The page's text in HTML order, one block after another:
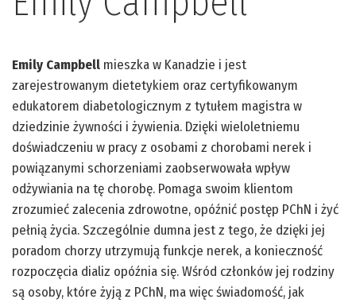
Emily Campbell mieszka w Kanadzie i jest
zarejestrowanym dietetykiem oraz certyfikowanym
edukatorem diabetologicznym z tytułem magistra w
dziedzinie żywności i żywienia. Dzięki wieloletniemu
doświadczeniu w pracy z osobami z chorobami nerek i
powiązanymi schorzeniami zaobserwowała wpływ
odżywiania na tę chorobę. Pomaga swoim klientom
zrozumieć zalecenia zdrowotne, opóźnić postęp PChN i żyć
pełnią życia. Szczególnie dumna jest z tego, że dzięki jej
poradom chorzy utrzymują funkcje nerek, a konieczność
rozpoczęcia dializ opóźnia się. Wśród członków jej rodziny
są osoby, które żyją z PChN, ma więc świadomość, jak